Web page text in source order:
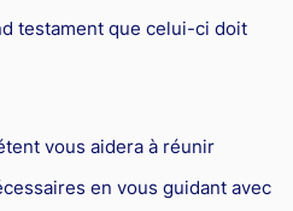
testament que celui-ci doit
vous aidera à réunir
en vous guidant avec